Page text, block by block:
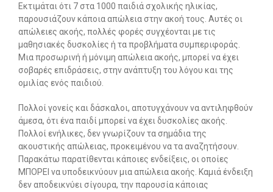
-- Εργοθεραπεία
-- Λογοθεραπεία
-- Συμβουλευτική
-- Ειδική Αγωγή
-- Παιδοψυχίατρος
-- Πρώιμη Παρέμβαση
-- Οργάνωση Μελέτης
-- Παρέμβαση σε Ενήλικες
Εκτιμάται ότι 7 στα 1000 παιδιά σχολικής ηλικίας,
παρουσιάζουν κάποια απώλεια στην ακοή τους. Αυτές οι
απώλειες ακοής, πολλές φορές συγχέονται με τις
μαθησιακές δυσκολίες ή τα προβλήματα συμπεριφοράς.
Μια προσωρινή ή μόνιμη απώλεια ακοής, μπορεί να έχει
σοβαρές επιδράσεις, στην ανάπτυξη του λόγου και της
ομιλίας ενός παιδιού.
Πολλοί γονείς και δάσκαλοι, αποτυγχάνουν να αντιληφθούν
άμεσα, ότι ένα παιδί μπορεί να έχει δυσκολίες ακοής.
Πολλοί ενήλικες, δεν γνωρίζουν τα σημάδια της
ακουστικής απώλειας, προκειμένου να τα αναζητήσουν.
Παρακάτω παρατίθενται κάποιες ενδείξεις, οι οποίες
ΜΠΟΡΕΙ να υποδεικνύουν μια απώλεια ακοής. Καμιά ένδειξη
δεν αποδεικνύει σίγουρα, την παρουσία κάποιας